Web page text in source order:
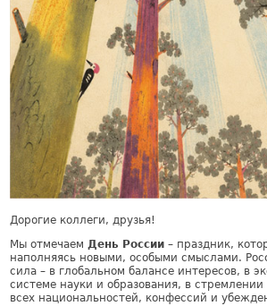
Дорогие коллеги, друзья!
Мы отмечаем День России– праздник,
наполняясь новыми, особыми смыслами.
сила – в глобальном балансе интересов, в
системе науки и образования, в
всех национальностей, конфессий и